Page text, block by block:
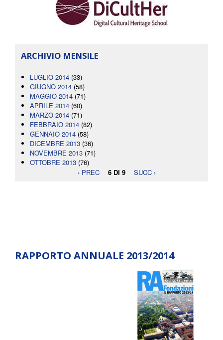
ARCHIVIO MENSILE
LUGLIO 2014 (33)
GIUGNO 2014 (58)
MAGGIO 2014 (71)
APRILE 2014 (60)
MARZO 2014 (71)
FEBBRAIO 2014 (82)
GENNAIO 2014 (58)
DICEMBRE 2013 (36)
NOVEMBRE 2013 (71)
OTTOBRE 2013 (76)
‹ PREC
6 DI 9 SUCC ›
RAPPORTO ANNUALE 2013/2014